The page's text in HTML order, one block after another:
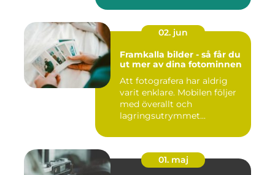
02. jun
Framkalla bilder - så får du
ut mer av dina fotominnen
Att fotografera har aldrig
varit enklare. Mobilen följer
med överallt och
lagringsutrymmet...
01. maj